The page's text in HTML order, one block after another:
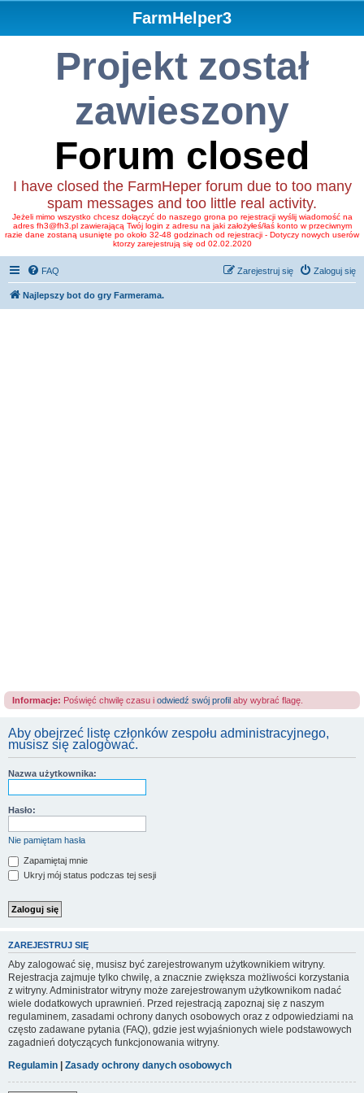
FarmHelper3
Projekt został
zawieszony
Forum closed
I have closed the FarmHeper forum due to too many
spam messages and too little real activity.
Jeżeli mimo wszystko chcesz dołączyć do naszego grona po rejestracji wyślij wiadomość na
adres fh3@fh3.pl zawierającą Twój login z adresu na jaki założyłeś/łaś konto w przeciwnym
razie dane zostaną usunięte po około 32-48 godzinach od rejestracji - Dotyczy nowych userów
ktorzy zarejestrują się od 02.02.2020
FAQ Zaloguj się
Zarejestruj się
Najlepszy bot do gry Farmerama.
Informacje: Poświęć chwilę czasu i odwiedź swój profil aby wybrać flagę.
Aby obejrzeć listę członków zespołu administracyjnego,
musisz się zalogować.
Nazwa użytkownika:
Hasło:
Nie pamiętam hasła
Zapamiętaj mnie
Ukryj mój status podczas tej sesji
ZAREJESTRUJ SIĘ
Aby zalogować się, musisz być zarejestrowanym użytkownikiem witryny.
Rejestracja zajmuje tylko chwilę, a znacznie zwiększa możliwości korzystania
z witryny. Administrator witryny może zarejestrowanym użytkownikom nadać
wiele dodatkowych uprawnień. Przed rejestracją zapoznaj się z naszym
regulaminem, zasadami ochrony danych osobowych oraz z odpowiedziami na
często zadawane pytania (FAQ), gdzie jest wyjaśnionych wiele podstawowych
zagadnień dotyczących funkcjonowania witryny.
Regulamin | Zasady ochrony danych osobowych